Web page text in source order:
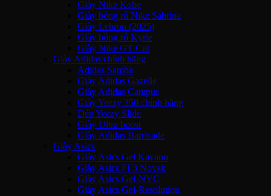
Giày Nike Kobe
Giày bóng rổ Nike Sabrina
Giày Lebron (2025)
Giày bóng rổ Kyrie
Giày Nike GT Cut
Giày Adidas chính hãng
Adidas Samba
Giày Adidas Gazelle
Giày Adidas Campus
Giày Yeezy 350 chính hãng
Dép Yeezy Slide
Giày Ultra boost
Giày Adidas Barricade
Giày Asics
Giày Asics Gel Kayano
Giày Asics FF3 Novak
Giày Asics Gel-NYC
Giày Asics Gel-Resolution